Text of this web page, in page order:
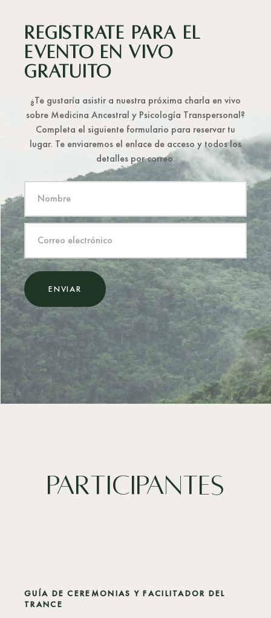
REGÍSTRATE PARA EL
EVENTO EN VIVO
GRATUITO
¿Te gustaría asistir a nuestra próxima charla en vivo
sobre Medicina Ancestral y Psicología Transpersonal?
Completa el siguiente formulario para reservar tu
lugar. Te enviaremos el enlace de acceso y todos los
detalles por correo.
ENVIAR
Participantes
GUÍA DE CEREMONIAS Y FACILITADOR DEL
TRANCE